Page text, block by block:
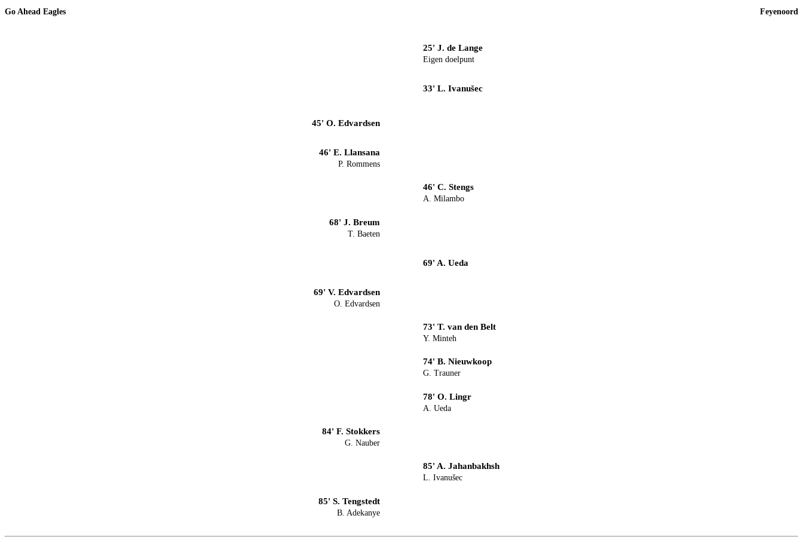
Go Ahead Eagles Feyenoord
25' J. de Lange
Eigen doelpunt
33' L. Ivanušec
45' O. Edvardsen
46' E. Llansana
P. Rommens
46' C. Stengs
A. Milambo
68' J. Breum
T. Baeten
69' A. Ueda
69' V. Edvardsen
O. Edvardsen
73' T. van den Belt
Y. Minteh
74' B. Nieuwkoop
G. Trauner
78' O. Lingr
A. Ueda
84' F. Stokkers
G. Nauber
85' A. Jahanbakhsh
L. Ivanušec
85' S. Tengstedt
B. Adekanye